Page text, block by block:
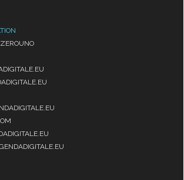
ZEROUNO